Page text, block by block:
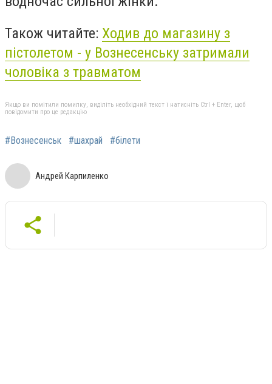
Також читайте: Ходив до магазину з
пістолетом - у Вознесенську затримали
чоловіка з травматом
Якщо ви помітили помилку, виділіть необхідний текст і натисніть Ctrl + Enter, щоб
повідомити про це редакцію
#Вознесенськ #шахрай #білети
Андрей Карпиленко